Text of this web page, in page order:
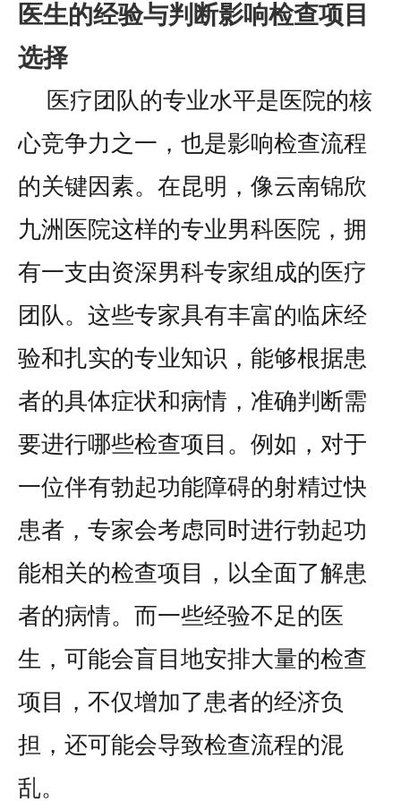
医生的经验与判断影响检查项目
选择
医疗团队的专业水平是医院的核
心竞争力之一，也是影响检查流程
的关键因素。在昆明，像云南锦欣
九洲医院这样的专业男科医院，拥
有一支由资深男科专家组成的医疗
团队。这些专家具有丰富的临床经
验和扎实的专业知识，能够根据患
者的具体症状和病情，准确判断需
要进行哪些检查项目。例如，对于
一位伴有勃起功能障碍的射精过快
患者，专家会考虑同时进行勃起功
能相关的检查项目，以全面了解患
者的病情。而一些经验不足的医
生，可能会盲目地安排大量的检查
项目，不仅增加了患者的经济负
担，还可能会导致检查流程的混
乱。